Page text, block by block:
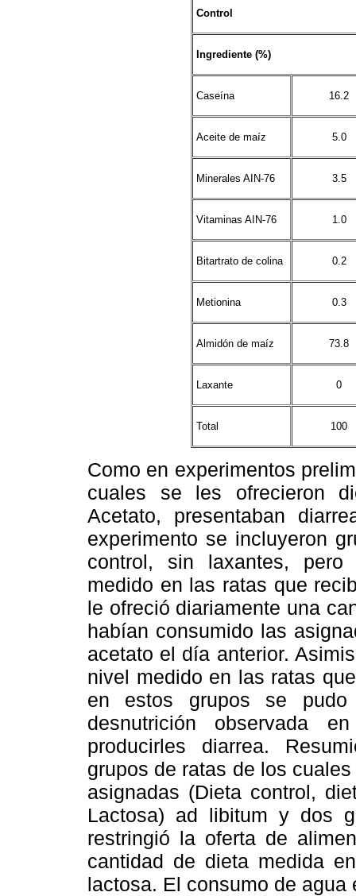
Control
Ingrediente (%)
Caseína 16.2
Aceite de maíz 5.0
Minerales AIN-76 3.5
Vitaminas AIN-76 1.0
Bitartrato de colina 0.2
Metionina 0.3
Almidón de maíz 73.8
Laxante 0
Total 100
Como en experimentos
cuales se les ofrecieron
Acetato, presentaban
experimento se incluyeron
control, sin laxantes,
medido en las ratas que
le ofreció diariamente una
habían consumido las
acetato el día anterior.
nivel medido en las ratas
en estos grupos se
desnutrición observada
producirles diarrea.
grupos de ratas de los
asignadas (Dieta control,
Lactosa) ad libitum y dos
restringió la oferta de
cantidad de dieta medida
lactosa. El consumo de